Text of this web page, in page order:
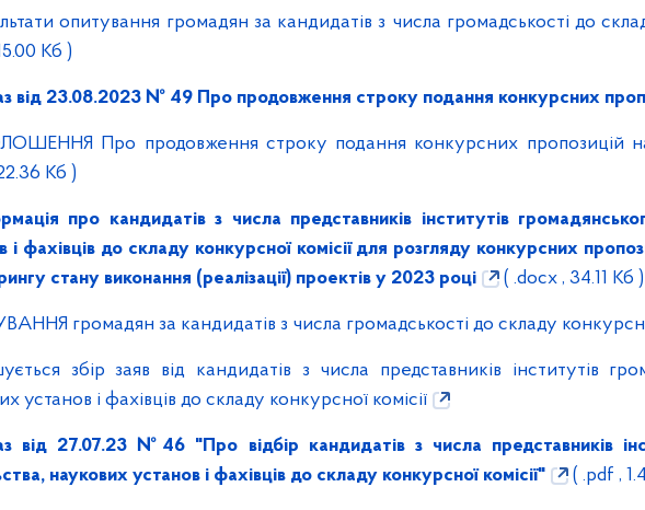
опитування громадян за кандидатів з числа громадськості до
Кб )
від 23.08.2023 № 49 Про продовження строку подання конкурсних
Про продовження строку подання конкурсних пропозицій
Кб )
про кандидатів з числа представників інститутів
і фахівців до складу конкурсної комісії для розгляду конкурсних
стану виконання (реалізації) проектів у 2023 році
( .docx , 34.11 Кб )
громадян за кандидатів з числа громадськості до складу
збір заяв від кандидатів з числа представників інститутів
установ і фахівців до складу конкурсної комісії
від 27.07.23 №46 "Про відбір кандидатів з числа представників
наукових установ і фахівців до складу конкурсної комісії"
( .pdf ,